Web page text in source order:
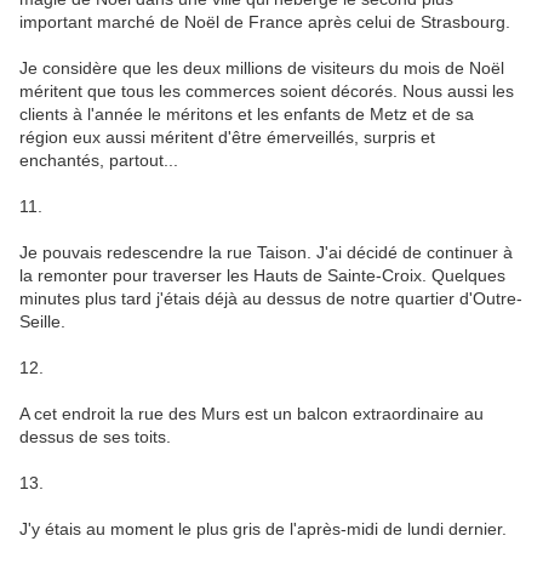
important marché de Noël de France après celui de Strasbourg.
Je considère que les deux millions de visiteurs du mois de Noël
méritent que tous les commerces soient décorés. Nous aussi les
clients à l'année le méritons et les enfants de Metz et de sa
région eux aussi méritent d'être émerveillés, surpris et
enchantés, partout...
11.
Je pouvais redescendre la rue Taison. J'ai décidé de continuer à
la remonter pour traverser les Hauts de Sainte-Croix. Quelques
minutes plus tard j'étais déjà au dessus de notre quartier d'Outre-
Seille.
12.
A cet endroit la rue des Murs est un balcon extraordinaire au
dessus de ses toits.
13.
J'y étais au moment le plus gris de l'après-midi de lundi dernier.